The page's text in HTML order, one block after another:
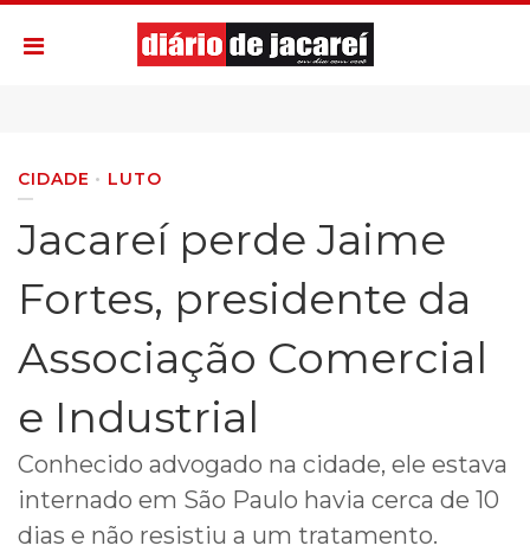
CIDADE LUTO
Jacareí perde Jaime
Fortes, presidente da
Associação Comercial
e Industrial
Conhecido advogado na cidade, ele estava
internado em São Paulo havia cerca de 10
dias e não resistiu a um tratamento.